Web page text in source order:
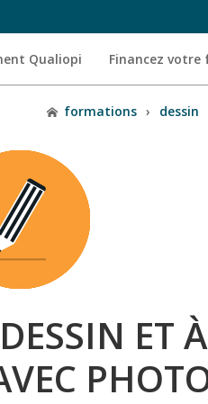
Qualiopi Financez
formations › dessin
ET